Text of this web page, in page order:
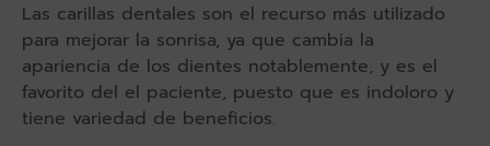
Las carillas dentales son el recurso más utilizado
para mejorar la sonrisa, ya que cambia la
apariencia de los dientes notablemente, y es el
favorito del el paciente, puesto que es indoloro y
tiene variedad de beneficios.